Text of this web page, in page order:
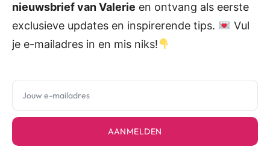
nieuwsbrief van Valerie en ontvang als eerste
exclusieve updates en inspirerende tips.
Vul
je e-mailadres in en mis niks!
AANMELDEN